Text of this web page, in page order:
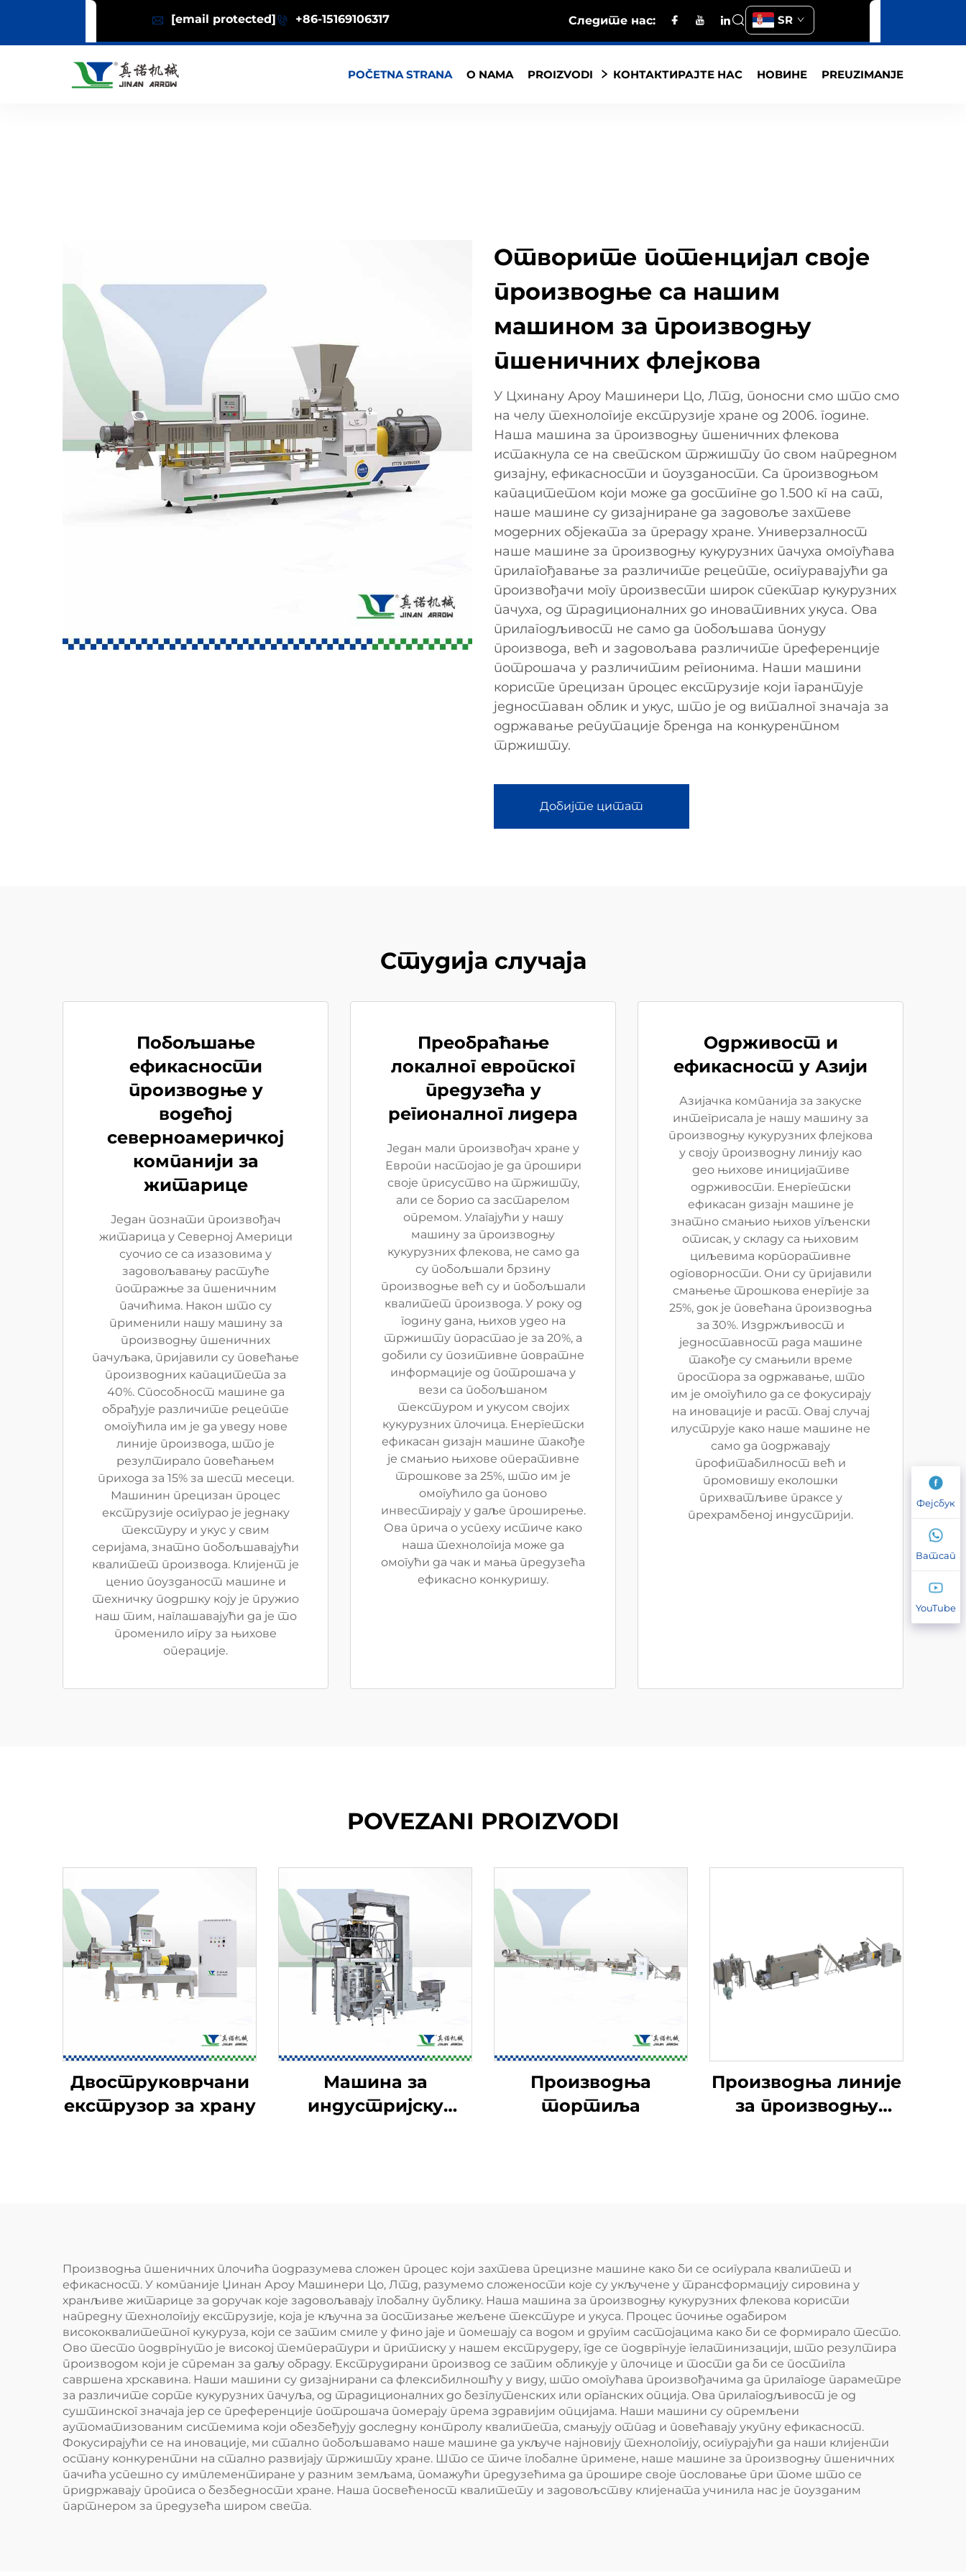
[email protected] +86-15169106317 Следите нас: SR
POČETNA STRANA O NAMA PROIZVODI КОНТАКТИРАЈТЕ НАС НОВИНЕ PREUZIMANJE
Отворите потенцијал своје
производње са нашим
машином за производњу
пшеничних флејкова
У Цхинану Ароу Машинери Цо, Лтд, поносни смо што смо
на челу технологије екструзије хране од 2006. године.
Наша машина за производњу пшеничних флекова
истакнула се на светском тржишту по свом напредном
дизајну, ефикасности и поузданости. Са производњом
капацитетом који може да достигне до 1.500 кг на сат,
наше машине су дизајниране да задовоље захтеве
модерних објеката за прераду хране. Универзалност
наше машине за производњу кукурузних пачуха омогућава
прилагођавање за различите рецепте, осигуравајући да
произвођачи могу произвести широк спектар кукурузних
пачуха, од традиционалних до иновативних укуса. Ова
прилагодљивост не само да побољшава понуду
производа, већ и задовољава различите преференције
потрошача у различитим регионима. Наши машини
користе прецизан процес екструзије који гарантује
једноставан облик и укус, што је од виталног значаја за
одржавање репутације бренда на конкурентном
тржишту.
Добијте цитат
Студија случаја
Побољшање
ефикасности
производње у
водећој
северноамеричкој
компанији за
житарице
Један познати произвођач
житарица у Северној Америци
суочио се са изазовима у
задовољавању растуће
потражње за пшеничним
пачићима. Након што су
применили нашу машину за
производњу пшеничних
пачуљака, пријавили су повећање
производних капацитета за
40%. Способност машине да
обрађује различите рецепте
омогућила им је да уведу нове
линије производа, што је
резултирало повећањем
прихода за 15% за шест месеци.
Машинин прецизан процес
екструзије осигурао је једнаку
текстуру и укус у свим
серијама, знатно побољшавајући
квалитет производа. Клијент је
ценио поузданост машине и
техничку подршку коју је пружио
наш тим, наглашавајући да је то
променило игру за њихове
операције.
Преобраћање
локалног европског
предузећа у
регионалног лидера
Један мали произвођач хране у
Европи настојао је да прошири
своје присуство на тржишту,
али се борио са застарелом
опремом. Улагајући у нашу
машину за производњу
кукурузних флекова, не само да
су побољшали брзину
производње већ су и побољшали
квалитет производа. У року од
годину дана, њихов удео на
тржишту порастао је за 20%, а
добили су позитивне повратне
информације од потрошача у
вези са побољшаном
текстуром и укусом својих
кукурузних плочица. Енергетски
ефикасан дизајн машине такође
је смањио њихове оперативне
трошкове за 25%, што им је
омогућило да поново
инвестирају у даље проширење.
Ова прича о успеху истиче како
наша технологија може да
омогући да чак и мања предузећа
ефикасно конкуришу.
Одрживост и
ефикасност у Азији
Азијачка компанија за закуске
интегрисала је нашу машину за
производњу кукурузних флејкова
у своју производну линију као
део њихове иницијативе
одрживости. Енергетски
ефикасан дизајн машине је
знатно смањио њихов угљенски
отисак, у складу са њиховим
циљевима корпоративне
одговорности. Они су пријавили
смањење трошкова енергије за
25%, док је повећана производња
за 30%. Издржљивост и
једноставност рада машине
такође су смањили време
простора за одржавање, што
им је омогућило да се фокусирају
на иновације и раст. Овај случај
илуструје како наше машине не
само да подржавају
профитабилност већ и
промовишу еколошки
прихватљиве праксе у
прехрамбеној индустрији.
POVEZANI PROIZVODI
Двоструковрчани
екструзор за храну
Машина за
индустријску
Производња
тортиља
Производња линије
за производњу
Производња пшеничних плочића подразумева сложен процес који захтева прецизне машине како би се осигурала квалитет и
ефикасност. У компаније Џинан Ароу Машинери Цо, Лтд, разумемо сложености које су укључене у трансформацију сировина у
хранљиве житарице за доручак које задовољавају глобалну публику. Наша машина за производњу кукурузних флекова користи
напредну технологију екструзије, која је кључна за постизање жељене текстуре и укуса. Процес почиње одабиром
висококвалитетног кукуруза, који се затим смиле у фино јаје и помешају са водом и другим састојацима како би се формирало тесто.
Ово тесто подвргнуто је високој температури и притиску у нашем екструдеру, где се подвргнује гелатинизацији, што резултира
производом који је спреман за даљу обраду. Екструдирани производ се затим обликује у плочице и тости да би се постигла
савршена хрскавина. Наши машини су дизајнирани са флексибилношћу у виду, што омогућава произвођачима да прилагоде параметре
за различите сорте кукурузних пачуља, од традиционалних до безглутенских или органских опција. Ова прилагодљивост је од
суштинског значаја јер се преференције потрошача померају према здравијим опцијама. Наши машини су опремљени
аутоматизованим системима који обезбеђују доследну контролу квалитета, смањују отпад и повећавају укупну ефикасност.
Фокусирајући се на иновације, ми стално побољшавамо наше машине да укључе најновију технологију, осигурајући да наши клијенти
остану конкурентни на стално развијају тржишту хране. Што се тиче глобалне примене, наше машине за производњу пшеничних
пачића успешно су имплементиране у разним земљама, помажући предузећима да прошире своје пословање при томе што се
придржавају прописа о безбедности хране. Наша посвећеност квалитету и задовољству клијената учинила нас је поузданим
партнером за предузећа широм света.
Фејсбук
Ватсап
YouTube